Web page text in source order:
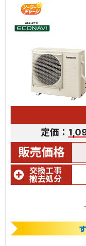
定価：
販売価格
交換工事
撤去処分